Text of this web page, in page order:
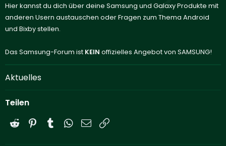
Hier kannst du dich über deine Samsung und Galaxy Produkte mit
anderen Usern austauschen oder Fragen zum Thema Android
und Bixby stellen.
Das Samsung-Forum ist KEIN offizielles Angebot von SAMSUNG!
Aktuelles
Teilen
Reddit PinterestTumblrWhatsApp
E-Mail